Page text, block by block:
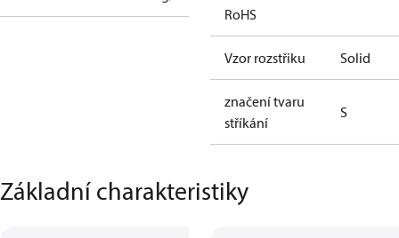
RoHS
Vzor rozstřiku Solid
značení tvaru
stříkání
S
Základní charakteristiky